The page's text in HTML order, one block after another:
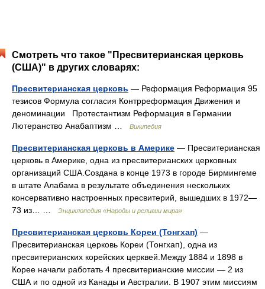
Смотреть что такое "Пресвитерианская церковь
(США)" в других словарях:
Пресвитерианская церковь — Реформация Реформация 95
тезисов Формула согласия Контрреформация Движения и
деноминации Протестантизм Реформация в Германии
Лютеранство Анабаптизм …
Википедия
Пресвитерианская церковь в Америке — Пресвитерианская
церковь в Америке, одна из пресвитерианских церковных
организаций США.Создана в конце 1973 в городе Бирмингеме
в штате Алабама в результате объединения нескольких
консервативно настроенных пресвитерий, вышедших в 1972—
73 из… …
Энциклопедия «Народы и религии мира»
Пресвитерианская церковь Кореи (Тонгхап) —
Пресвитерианская церковь Кореи (Тонгхап), одна из
пресвитерианских корейских церквей.Между 1884 и 1898 в
Корее начали работать 4 пресвитерианские миссии — 2 из
США и по одной из Канады и Австралии. В 1907 этим миссиям